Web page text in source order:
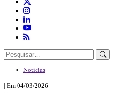
Notícias
| Em 04/03/2026